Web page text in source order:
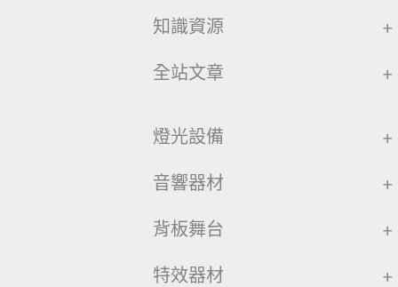
知識資源 +
全站文章 +
燈光設備 +
音響器材 +
背板舞台 +
特效器材 +